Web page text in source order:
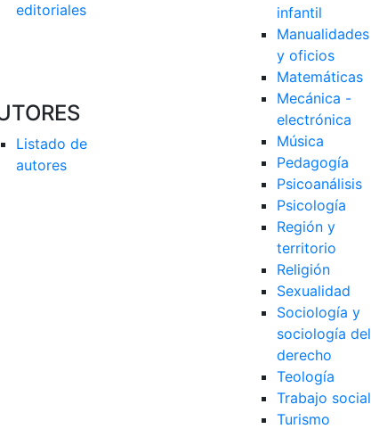
editoriales
Listado de
autores
infantil
Manualidades
y oficios
Matemáticas
Mecánica -
electrónica
Música
Pedagogía
Psicoanálisis
Psicología
Región y
territorio
Religión
Sexualidad
Sociología y
sociología del
derecho
Teología
Trabajo social
Turismo